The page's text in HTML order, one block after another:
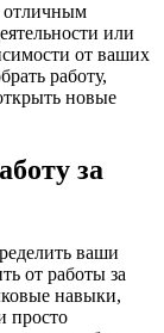
отличным
или
от ваших
работу,
новые
за
ваши
от работы за
навыки,
просто